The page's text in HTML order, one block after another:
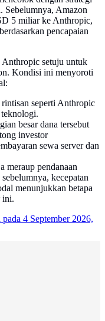
Sebelumnya, Amazon
5 miliar ke Anthropic,
pencapaian
Anthropic setuju untuk
Kondisi ini menyoroti
seperti Anthropic
teknologi.
besar dana tersebut
investor
sewa server dan
meraup pendanaan
kecepatan
menunjukkan betapa
ini.
4 September 2026,